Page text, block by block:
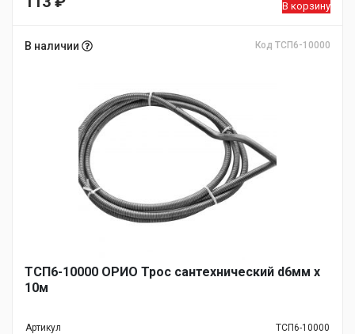
В корзину
В наличии Код ТСП6-10000
ТСП6-10000 ОРИО Трос сантехнический d6мм х
10м
Артикул ТСП6-10000